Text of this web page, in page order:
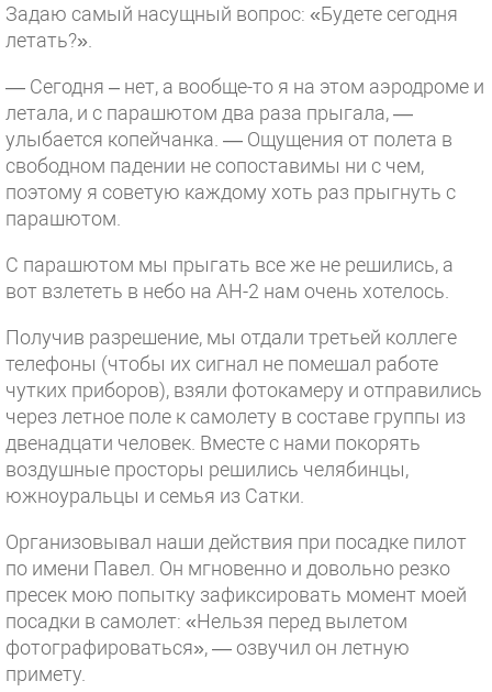
Задаю самый насущный вопрос: «Будете сегодня
летать?».
— Сегодня – нет, а вообще-то я на этом аэродроме и
летала, и с парашютом два раза прыгала, —
улыбается копейчанка. — Ощущения от полета в
свободном падении не сопоставимы ни с чем,
поэтому я советую каждому хоть раз прыгнуть с
парашютом.
С парашютом мы прыгать все же не решились, а
вот взлететь в небо на АН-2 нам очень хотелось.
Получив разрешение, мы отдали третьей коллеге
телефоны (чтобы их сигнал не помешал работе
чутких приборов), взяли фотокамеру и отправились
через летное поле к самолету в составе группы из
двенадцати человек. Вместе с нами покорять
воздушные просторы решились челябинцы,
южноуральцы и семья из Сатки.
Организовывал наши действия при посадке пилот
по имени Павел. Он мгновенно и довольно резко
пресек мою попытку зафиксировать момент моей
посадки в самолет: «Нельзя перед вылетом
фотографироваться», — озвучил он летную
примету.